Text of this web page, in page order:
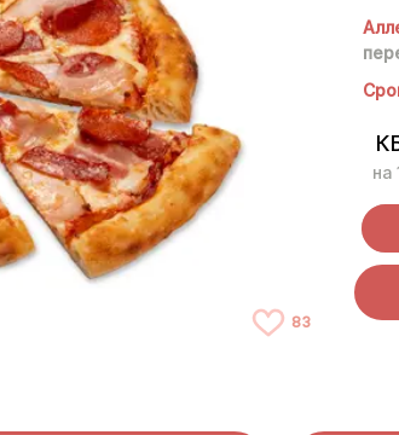
83
на